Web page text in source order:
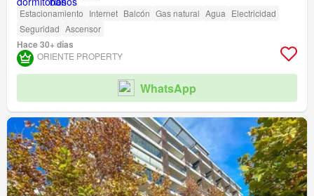
Estacionamiento Internet Balcón Gas natural Agua Electricidad
Seguridad Ascensor
Hace 30+ días
ORIENTE PROPERTY
WhatsApp